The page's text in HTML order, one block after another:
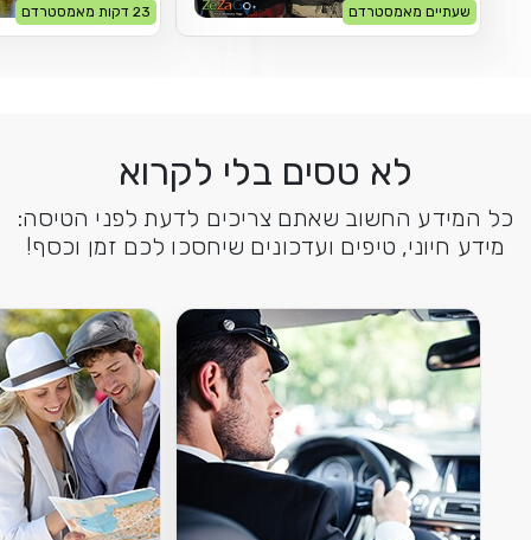
שעתיים מאמסטרדם 23 דקות מאמסטרדם
לא טסים בלי לקרוא
כל המידע החשוב שאתם צריכים לדעת לפני הטיסה:
מידע חיוני, טיפים ועדכונים שיחסכו לכם זמן וכסף!